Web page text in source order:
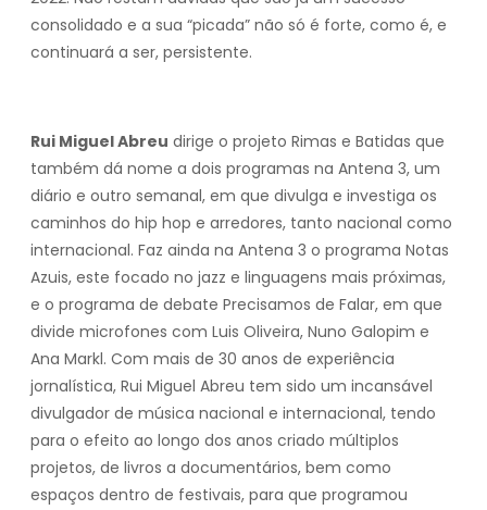
consolidado e a sua “picada” não só é forte, como é, e
continuará a ser, persistente.
Rui Miguel Abreu dirige o projeto Rimas e Batidas que
também dá nome a dois programas na Antena 3, um
diário e outro semanal, em que divulga e investiga os
caminhos do hip hop e arredores, tanto nacional como
internacional. Faz ainda na Antena 3 o programa Notas
Azuis, este focado no jazz e linguagens mais próximas,
e o programa de debate Precisamos de Falar, em que
divide microfones com Luis Oliveira, Nuno Galopim e
Ana Markl. Com mais de 30 anos de experiência
jornalística, Rui Miguel Abreu tem sido um incansável
divulgador de música nacional e internacional, tendo
para o efeito ao longo dos anos criado múltiplos
projetos, de livros a documentários, bem como
espaços dentro de festivais, para que programou